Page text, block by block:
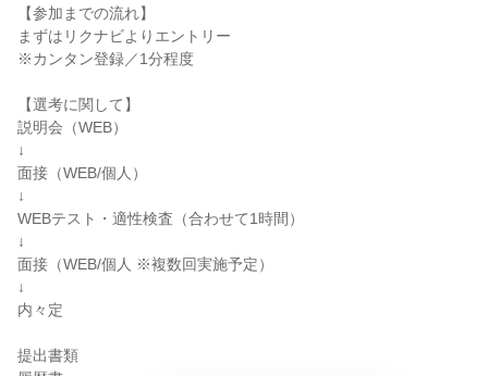
【参加までの流れ】
まずはリクナビよりエントリー
※カンタン登録／1分程度
【選考に関して】
説明会（WEB）
↓
面接（WEB/個人）
↓
WEBテスト・適性検査（合わせて1時間）
↓
面接（WEB/個人 ※複数回実施予定）
↓
内々定
提出書類